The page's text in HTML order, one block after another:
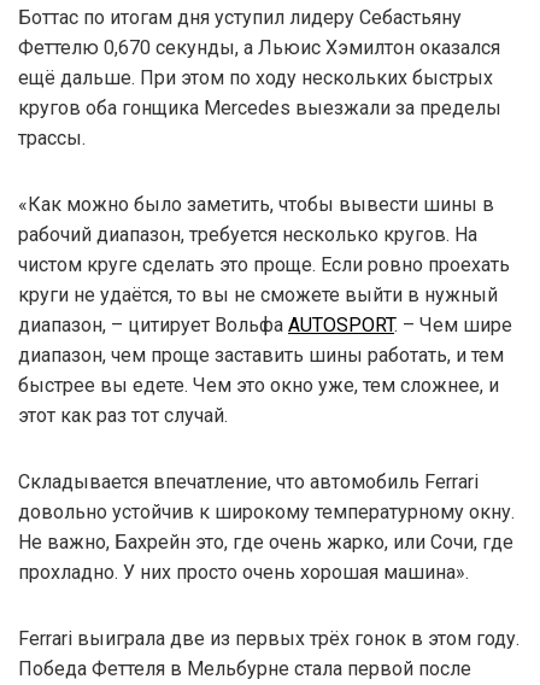
Боттас по итогам дня уступил лидеру Себастьяну
Феттелю 0,670 секунды, а Льюис Хэмилтон оказался
ещё дальше. При этом по ходу нескольких быстрых
кругов оба гонщика Mercedes выезжали за пределы
трассы.
«Как можно было заметить, чтобы вывести шины в
рабочий диапазон, требуется несколько кругов. На
чистом круге сделать это проще. Если ровно проехать
круги не удаётся, то вы не сможете выйти в нужный
диапазон, – цитирует Вольфа AUTOSPORT. – Чем шире
диапазон, чем проще заставить шины работать, и тем
быстрее вы едете. Чем это окно уже, тем сложнее, и
этот как раз тот случай.
Складывается впечатление, что автомобиль Ferrari
довольно устойчив к широкому температурному окну.
Не важно, Бахрейн это, где очень жарко, или Сочи, где
прохладно. У них просто очень хорошая машина».
Ferrari выиграла две из первых трёх гонок в этом году.
Победа Феттеля в Мельбурне стала первой после